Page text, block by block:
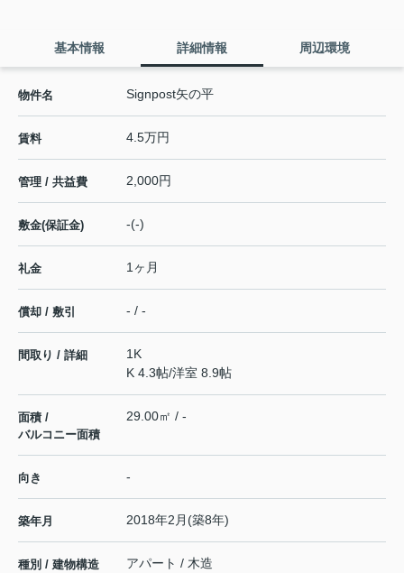
基本情報 詳細情報 周辺環境
物件名 Signpost矢の平
賃料 4.5万円
管理 / 共益費 2,000円
敷金(保証金) -(-)
礼金 1ヶ月
償却 / 敷引 - / -
間取り / 詳細
1K
K 4.3帖/洋室 8.9帖
面積 /
バルコニー面積
29.00㎡ / -
向き -
築年月 2018年2月(築8年)
種別 / 建物構造 アパート / 木造